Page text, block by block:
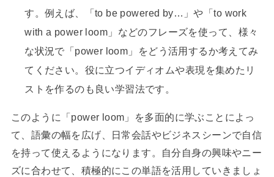
す。例えば、「to be powered by…」や「to work
with a power loom」などのフレーズを使って、様々
な状況で「power loom」をどう活用するか考えてみ
てください。役に立つイディオムや表現を集めたリ
ストを作るのも良い学習法です。
このように「power loom」を多面的に学ぶことによっ
て、語彙の幅を広げ、日常会話やビジネスシーンで自信
を持って使えるようになります。自分自身の興味やニー
ズに合わせて、積極的にこの単語を活用していきましょ